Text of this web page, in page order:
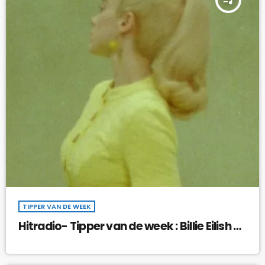
TIPPER VAN DE WEEK
Hitradio- Tipper van de week : Billie Eilish –